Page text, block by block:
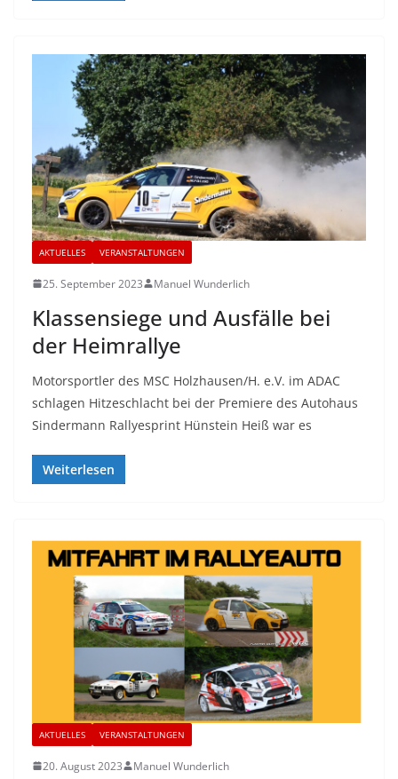
AKTUELLES VERANSTALTUNGEN
25. September 2023 Manuel Wunderlich
Klassensiege und Ausfälle bei
der Heimrallye
Motorsportler des MSC Holzhausen/H. e.V. im ADAC
schlagen Hitzeschlacht bei der Premiere des Autohaus
Sindermann Rallyesprint Hünstein Heiß war es
Weiterlesen
AKTUELLES VERANSTALTUNGEN
20. August 2023 Manuel Wunderlich